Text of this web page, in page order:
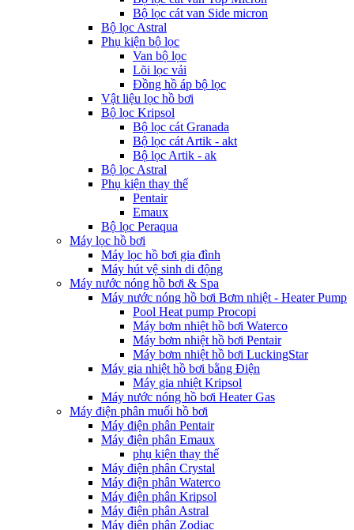
Bộ lọc cát van Side micron
Bộ lọc Astral
Phụ kiện bộ lọc
Van bộ lọc
Lõi lọc vải
Đồng hồ áp bộ lọc
Vật liệu lọc hồ bơi
Bộ lọc Kripsol
Bộ lọc cát Granada
Bộ lọc cát Artik - akt
Bộ lọc Artik - ak
Bộ lọc Astral
Phụ kiện thay thế
Pentair
Emaux
Bộ lọc Peraqua
Máy lọc hồ bơi
Máy lọc hồ bơi gia đình
Máy hút vệ sinh di động
Máy nước nóng hồ bơi & Spa
Máy nước nóng hồ bơi Bơm nhiệt - Heater Pump
Pool Heat pump Procopi
Máy bơm nhiệt hồ bơi Waterco
Máy bơm nhiệt hồ bơi Pentair
Máy bơm nhiệt hồ bơi LuckingStar
Máy gia nhiệt hồ bơi bằng Điện
Máy gia nhiệt Kripsol
Máy nước nóng hồ bơi Heater Gas
Máy điện phân muối hồ bơi
Máy điện phân Pentair
Máy điện phân Emaux
phụ kiện thay thế
Máy điện phân Crystal
Máy điện phân Waterco
Máy điện phân Kripsol
Máy điện phân Astral
Máy điện phân Zodiac